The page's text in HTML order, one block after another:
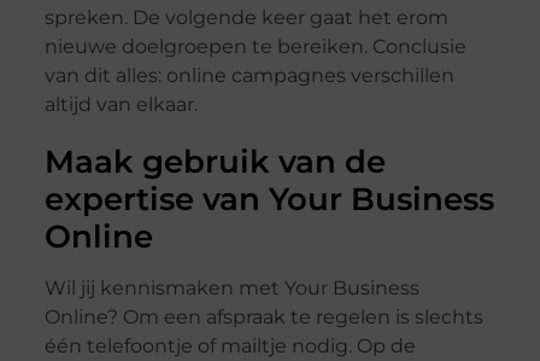
spreken. De volgende keer gaat het erom
nieuwe doelgroepen te bereiken. Conclusie
van dit alles: online campagnes verschillen
altijd van elkaar.
Maak gebruik van de
expertise van Your Business
Online
Wil jij kennismaken met Your Business
Online? Om een afspraak te regelen is slechts
één telefoontje of mailtje nodig. Op de